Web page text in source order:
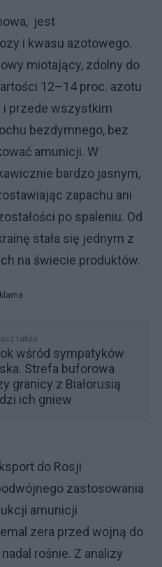
jest
i kwasu azotowego.
miotający, zdolny do
12–14 proc. azotu
i przede wszystkim
bezdymnego, bez
amunicji. W
bardzo jasnym,
zapachu ani
po spaleniu. Od
stała się jednym z
na świecie produktów.
także
wśród sympatyków
Strefa buforowa
granicy z Białorusią
ich gniew
do Rosji
zastosowania
amunicji
zera przed wojną do
rośnie. Z analizy